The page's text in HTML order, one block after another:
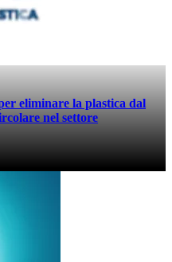
eliminare la plastica dal
nel settore